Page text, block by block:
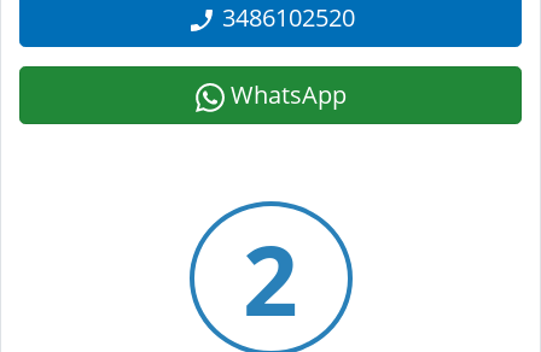
3486102520
WhatsApp
2